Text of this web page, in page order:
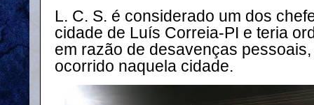
L. C. S. é considerado um dos
cidade de Luís Correia-PI e teria
em razão de desavenças
ocorrido naquela cidade.